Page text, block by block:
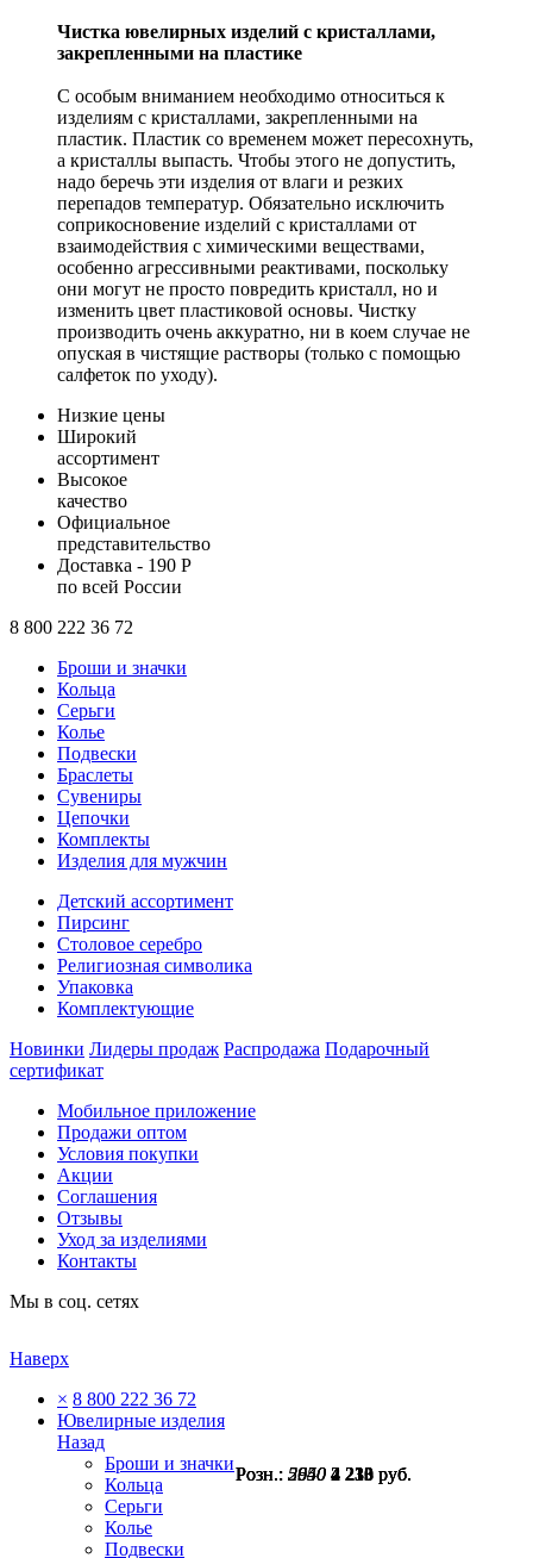
Розн.: 5640 4 230 руб.
Розн.: 5640 4 230 руб.
Розн.: 2950 2 213 руб.
Розн.: 2950 2 213 руб.
Чистка ювелирных изделий с кристаллами,
закрепленными на пластике
С особым вниманием необходимо относиться к
изделиям с кристаллами, закрепленными на
пластик. Пластик со временем может пересохнуть,
а кристаллы выпасть. Чтобы этого не допустить,
надо беречь эти изделия от влаги и резких
перепадов температур. Обязательно исключить
соприкосновение изделий с кристаллами от
взаимодействия с химическими веществами,
особенно агрессивными реактивами, поскольку
они могут не просто повредить кристалл, но и
изменить цвет пластиковой основы. Чистку
производить очень аккуратно, ни в коем случае не
опуская в чистящие растворы (только с помощью
салфеток по уходу).
Низкие цены
Широкий
ассортимент
Высокое
качество
Официальное
представительство
Доставка - 190 Р
по всей России
8 800 222 36 72
Броши и значки
Кольца
Серьги
Колье
Подвески
Браслеты
Сувениры
Цепочки
Комплекты
Изделия для мужчин
Детский ассортимент
Пирсинг
Столовое серебро
Религиозная символика
Упаковка
Комплектующие
Новинки Лидеры продаж Распродажа Подарочный
сертификат
Мобильное приложение
Продажи оптом
Условия покупки
Акции
Соглашения
Отзывы
Уход за изделиями
Контакты
Мы в соц. сетях
Наверх
× 8 800 222 36 72
Ювелирные изделия
Назад
Броши и значки
Кольца
Серьги
Колье
Подвески